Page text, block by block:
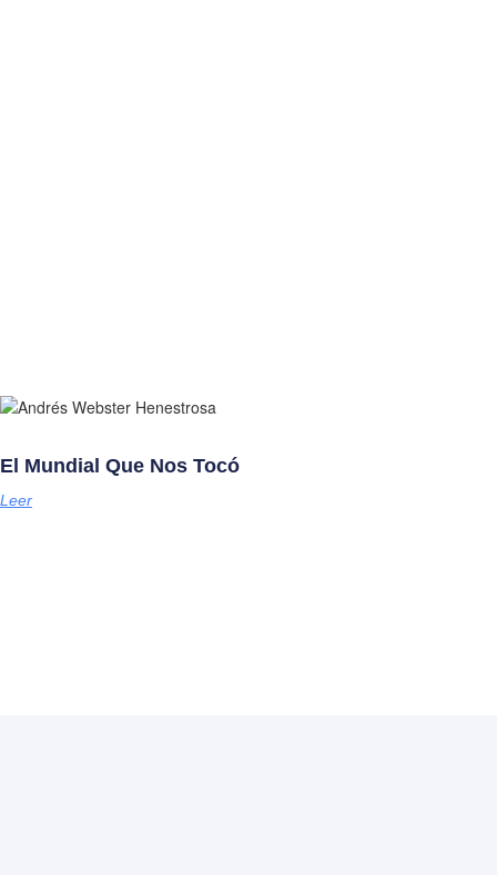
El Mundial Que Nos Tocó
Leer